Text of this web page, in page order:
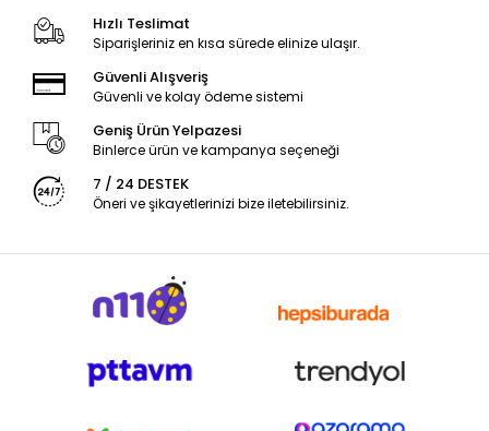
Hızlı Teslimat
Siparişleriniz en kısa sürede elinize ulaşır.
Güvenli Alışveriş
Güvenli ve kolay ödeme sistemi
Geniş Ürün Yelpazesi
Binlerce ürün ve kampanya seçeneği
7 / 24 DESTEK
Öneri ve şikayetlerinizi bize iletebilirsiniz.